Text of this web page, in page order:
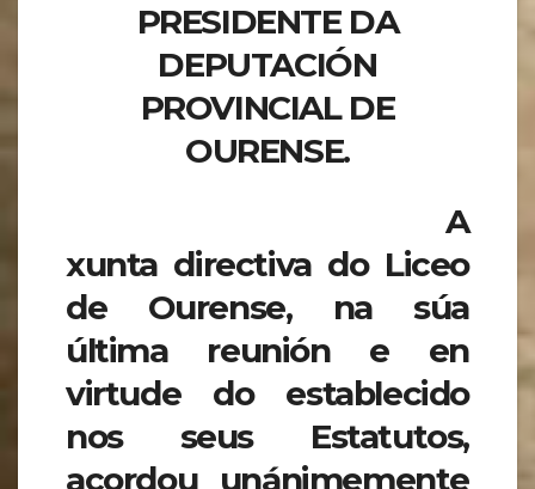
PRESIDENTE DA
DEPUTACIÓN
PROVINCIAL DE
OURENSE.
A
xunta directiva do Liceo
de Ourense, na súa
última reunión e en
virtude do establecido
nos seus Estatutos,
acordou unánimemente